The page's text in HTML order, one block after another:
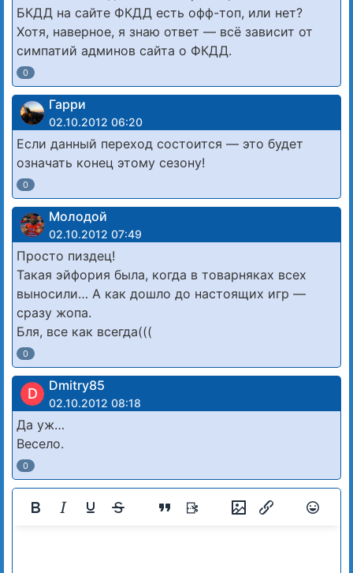
БКДД на сайте ФКДД есть офф-топ, или нет?
Хотя, наверное, я знаю ответ — всё зависит от
симпатий админов сайта о ФКДД.
0
Гарри
02.10.2012 06:20
Если данный переход состоится — это будет
означать конец этому сезону!
0
Молодой
02.10.2012 07:49
Просто пиздец!
Такая эйфория была, когда в товарняках всех
выносили… А как дошло до настоящих игр —
сразу жопа.
Бля, все как всегда(((
0
D Dmitry85
02.10.2012 08:18
Да уж…
Весело.
0